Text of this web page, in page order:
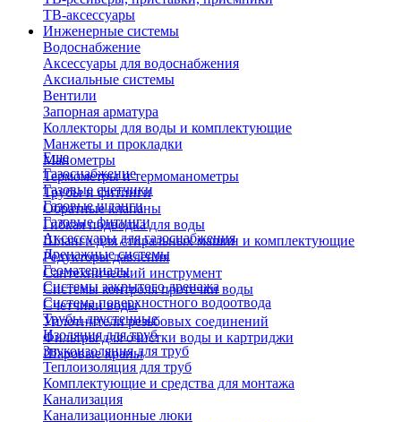
ТВ-аксессуары
Инженерные системы
Водоснабжение
Аксессуары для водоснабжения
Аксиальные системы
Вентили
Запорная арматура
Коллекторы для воды и комплектующие
Манжеты и прокладки
Манометры
Термометры и термоманометры
Трубы и фитинги
Обратные клапаны
Гибкая подводка для воды
Шланги для стиральных машин и комплектующие
Редукторы давления
Сантехнический инструмент
Системы контроля протечки воды
Счетчики воды
Уплотнители резьбовых соединений
Фильтры для очистки воды и картриджи
Шаровые краны
Еще
Газоснабжение
Газовые счетчики
Газовые шланги
Газовые фитинги
Аксессуары для газоснабжения
Дренажные системы
Геоматериалы
Системы закрытого дренажа
Система поверхностного водоотвода
Трубы двустенные
Изоляция для труб
Звукоизоляция для труб
Теплоизоляция для труб
Комплектующие и средства для монтажа
Канализация
Канализационные люки